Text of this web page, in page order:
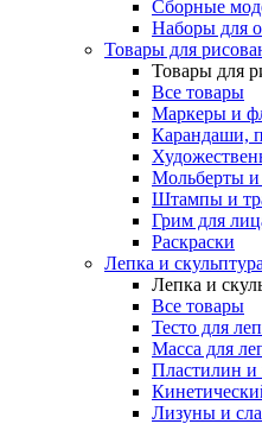
Сборные
Наборы для
Товары для
Товары для
Все товары
Маркеры и
Карандаши,
Мольберты
Штампы и
Грим для
Раскраски
Лепка и скульптура
Лепка и
Все товары
Тесто для
Масса для
Пластилин и
Лизуны и